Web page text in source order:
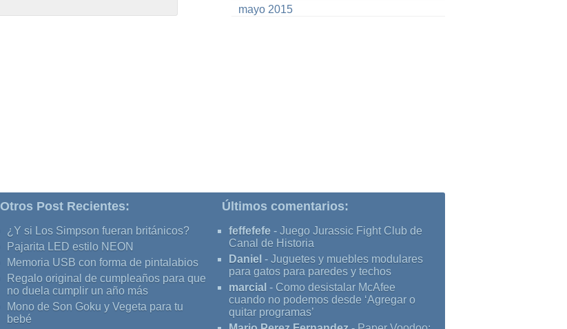
mayo 2015
Otros Post Recientes:
¿Y si Los Simpson fueran británicos?
Pajarita LED estilo NEON
Memoria USB con forma de pintalabios
Regalo original de cumpleaños para que
no duela cumplir un año más
Mono de Son Goku y Vegeta para tu
bebé
Últimos comentarios:
feffefefe - Juego Jurassic Fight Club de
Canal de Historia
Daniel - Juguetes y muebles modulares
para gatos para paredes y techos
marcial - Como desistalar McAfee
cuando no podemos desde ‘Agregar o
quitar programas’